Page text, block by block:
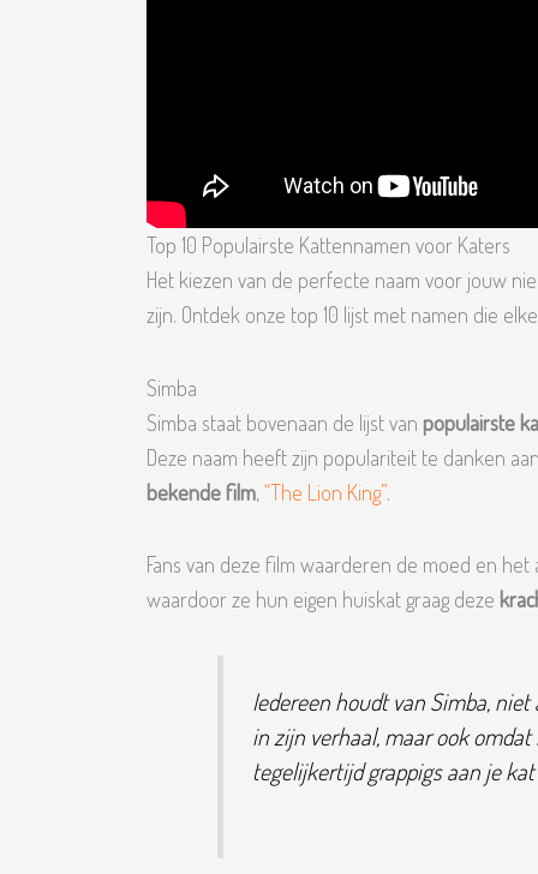
Top 10 Populairste Kattennamen voor Katers
Het kiezen van de perfecte naam voor jouw
zijn. Ontdek onze top 10 lijst met namen die
Simba
Simba staat bovenaan de lijst van populairste
Deze naam heeft zijn populariteit te danken
bekende film,“The Lion King”.
Fans van deze film waarderen de moed en
waardoor ze hun eigen huiskat graag deze
Iedereen houdt van Simba,
in zijn verhaal, maar ook
tegelijkertijd grappigs aan je